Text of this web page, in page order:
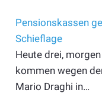
Pensionskassen
Schieflage
Heute drei,
kommen wegen
Mario Draghi in…